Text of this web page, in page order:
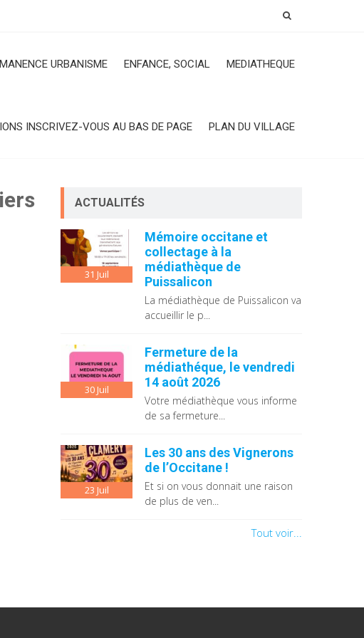
URBANISME ENFANCE, SOCIAL MEDIATHEQUE
INSCRIVEZ-VOUS AU BAS DE PAGE PLAN DU VILLAGE
ACTUALITÉS
31 Juil
Mémoire occitane et
collectage à la
médiathèque de
Puissalicon
La médiathèque de Puissalicon va
accueillir le p...
30Juil
Fermeture de la
médiathéque, le vendredi
14 août 2026
Votre médiathèque vous informe
de sa fermeture...
23 Juil
Les 30 ans des Vignerons
de l’Occitane !
Et si on vous donnait une raison
de plus de ven...
Tout voir...